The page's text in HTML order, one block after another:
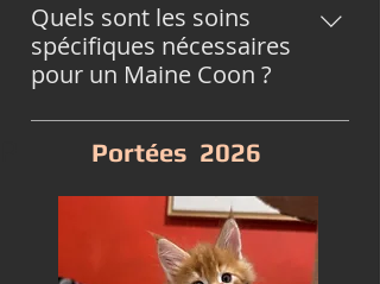
Quels sont les soins
spécifiques nécessaires
pour un Maine Coon ?
Nos Maine Coons nécessitent un
brossage régulier pour entretenir
attention particulière à leur santé
dentaire et à leurs griffes. Nous
recommandons également des
Portées 2026